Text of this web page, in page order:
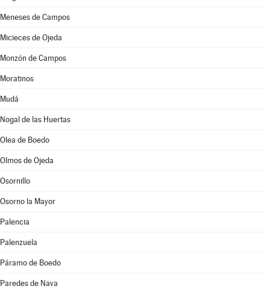
Meneses de Campos
Micieces de Ojeda
Monzón de Campos
Moratinos
Mudá
Nogal de las Huertas
Olea de Boedo
Olmos de Ojeda
Osornillo
Osorno la Mayor
Palencia
Palenzuela
Páramo de Boedo
Paredes de Nava